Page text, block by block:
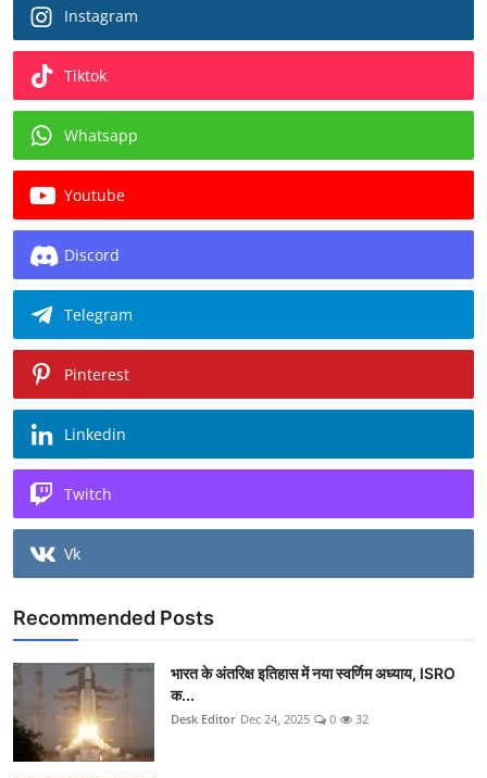
Instagram
Tiktok
Whatsapp
Youtube
Discord
Telegram
Pinterest
Linkedin
Twitch
Vk
Recommended Posts
भारत के अंतरिक्ष इतिहास में नया स्वर्णिम अध्याय, ISRO
क...
Desk Editor Dec 24, 2025 0 32